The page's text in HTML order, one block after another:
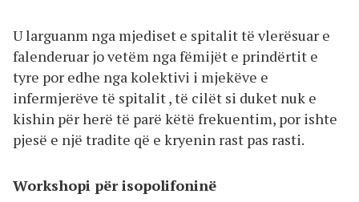
U larguanm nga mjediset e spitalit të vlerësuar e
falenderuar jo vetëm nga fëmijët e prindërtit e
tyre por edhe nga kolektivi i mjekëve e
infermjerëve të spitalit , të cilët si duket nuk e
kishin për herë të parë këtë frekuentim, por ishte
pjesë e një tradite që e kryenin rast pas rasti.
Workshopi për isopolifoninë